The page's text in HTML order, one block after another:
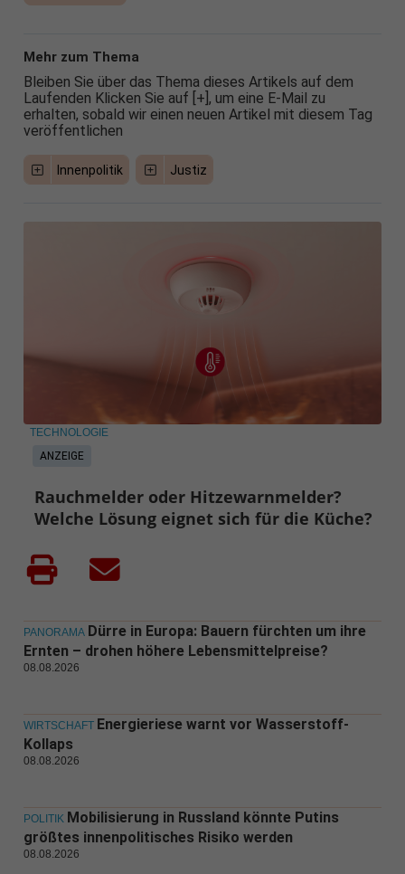
Mehr zum Thema
Bleiben Sie über das Thema dieses Artikels auf dem
Laufenden Klicken Sie auf [+], um eine E-Mail zu
erhalten, sobald wir einen neuen Artikel mit diesem Tag
veröffentlichen
Innenpolitik Justiz
ANZEIGE
TECHNOLOGIE
Rauchmelder oder Hitzewarnmelder?
Welche Lösung eignet sich für die Küche?
PANORAMA Dürre in Europa: Bauern fürchten um ihre
Ernten – drohen höhere Lebensmittelpreise?
08.08.2026
WIRTSCHAFT Energieriese warnt vor Wasserstoff-
Kollaps
08.08.2026
POLITIK Mobilisierung in Russland könnte Putins
größtes innenpolitisches Risiko werden
08.08.2026